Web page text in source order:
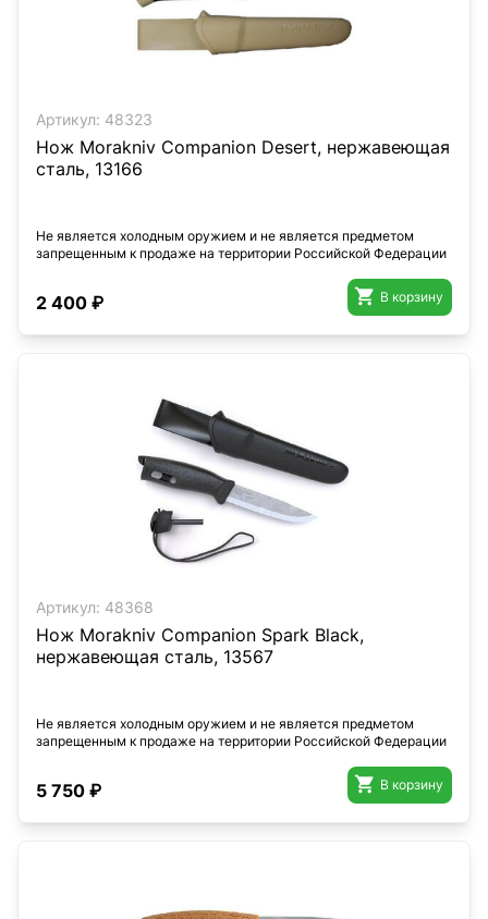
Артикул: 48323
Нож Morakniv Companion Desert, нержавеющая
сталь, 13166
Не является холодным оружием и не является предметом
запрещенным к продаже на территории Российской Федерации
2 400 ₽  В корзину
Артикул: 48368
Нож Morakniv Companion Spark Black,
нержавеющая сталь, 13567
Не является холодным оружием и не является предметом
запрещенным к продаже на территории Российской Федерации
5 750 ₽  В корзину